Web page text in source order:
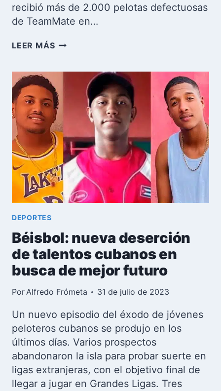
recibió más de 2.000 pelotas defectuosas
de TeamMate en…
LEER MÁSTEAMMATE
FEDERACIÓN
CUBANA
DE
BÉISBOL
TRAS
EL
CASO
DE
LAS
PELOTAS
DEFECTUOSAS
DEPORTES
Béisbol: nueva deserción
de talentos cubanos en
busca de mejor futuro
PorAlfredo Frómeta 31 de julio de 2023
Un nuevo episodio del éxodo de jóvenes
peloteros cubanos se produjo en los
últimos días. Varios prospectos
abandonaron la isla para probar suerte en
ligas extranjeras, con el objetivo final de
llegar a jugar en Grandes Ligas. Tres